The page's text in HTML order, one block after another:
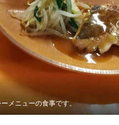
メニューの食事です。